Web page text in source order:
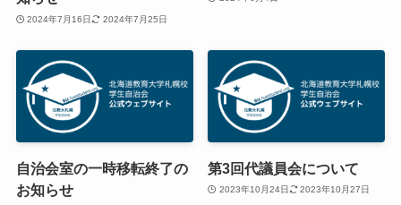
2024年7月16日 2024年7月25日
自治会室の一時移転終了の
お知らせ
第3回代議員会について
2023年10月24日 2023年10月27日